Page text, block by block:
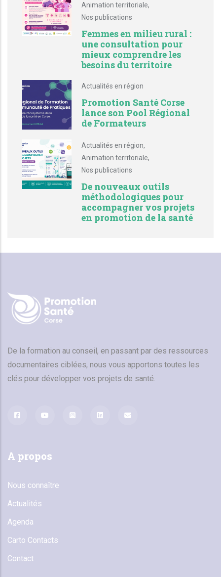
Animation territoriale,
Nos publications
Femmes en milieu rural :
une consultation pour
mieux comprendre les
besoins du territoire
Actualités en région
Promotion Santé Corse
lance son Pool Régional
de Formateurs
Actualités en région,
Animation territoriale,
Nos publications
De nouveaux outils
méthodologiques pour
accompagner vos projets
en promotion de la santé
De la formation au conseil, en passant par des ressources
documentaires ciblées, nous vous apportons toutes les
clés pour développer vos projets de santé.
A propos
Nous connaître
Actualités
Agenda
Carto Contacts
Contact